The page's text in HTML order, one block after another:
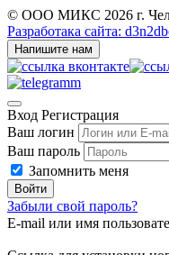
© ООО МИКС 2026 г.
Разработака сайта:
Напишите нам
Вход Регистрация
Ваш логин
Ваш пароль
Запомнить меня
Войти
Забыли свой пароль?
E-mail или имя